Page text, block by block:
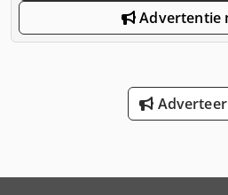
Advertentie